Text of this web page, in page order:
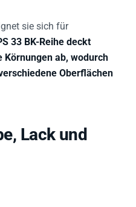
sie sich für
33 BK-Reihe deckt
ab, wodurch
Oberflächen
Lack und